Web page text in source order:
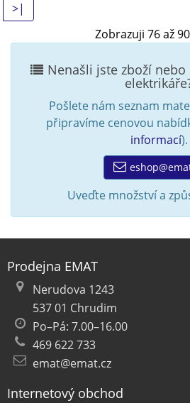
>|
Zobrazuji 76 až
Nenašli jste zboží
Pošlete nám seznam
připravíme cenovou
informací).
Uveďte množství a
Prodejna EMAT
Nerudova 1243
537 01 Chrudim
Po–Pá: 7.00–16.00
469 622 733
emat@emat.cz
Internetový obchod